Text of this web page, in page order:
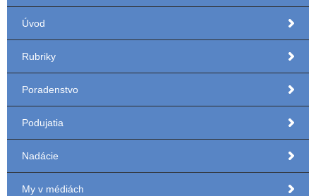
Úvod
Rubriky
Poradenstvo
Podujatia
Nadácie
My v médiách